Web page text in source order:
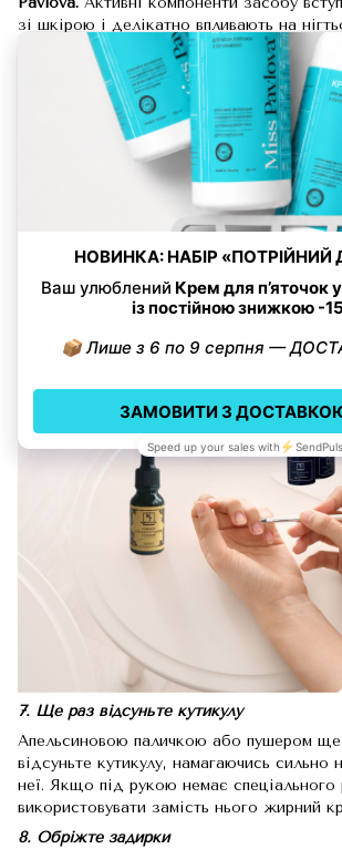
зі шкірою і делікатно впливають на
пошкоджуючи її. Принцип роботи засобу
щоб омертвілі ділянки шкіри стали більш
було набагато простіше видалити. До
ремувера Miss Pavlova® належать:
швидка дія завдяки рідкій
видалення залишків засобу;
кутикула, яка була видалена з
повільніше і менш сприйнятлива до
процедура гігієнічного манікюру
допомагає позбутися задирок і
7. Ще раз відсуньте кутикулу
Апельсиновою паличкою або пушером ще
відсуньте кутикулу, намагаючись сильно
неї. Якщо під рукою немає
використовувати замість нього жирний
8. Обріжте задирки